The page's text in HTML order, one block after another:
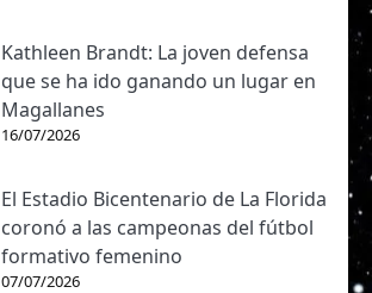
Kathleen Brandt: La joven defensa
que se ha ido ganando un lugar en
Magallanes
16/07/2026
El Estadio Bicentenario de La Florida
coronó a las campeonas del fútbol
formativo femenino
07/07/2026